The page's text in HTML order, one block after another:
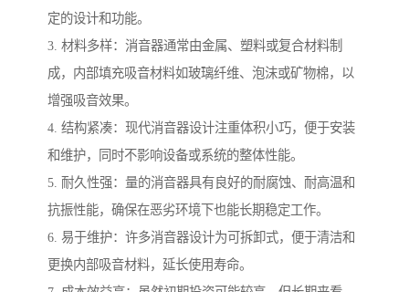
定的设计和功能。
3. 材料多样：消音器通常由金属、塑料或复合材料制
成，内部填充吸音材料如玻璃纤维、泡沫或矿物棉，以
增强吸音效果。
4. 结构紧凑：现代消音器设计注重体积小巧，便于安装
和维护，同时不影响设备或系统的整体性能。
5. 耐久性强：量的消音器具有良好的耐腐蚀、耐高温和
抗振性能，确保在恶劣环境下也能长期稳定工作。
6. 易于维护：许多消音器设计为可拆卸式，便于清洁和
更换内部吸音材料，延长使用寿命。